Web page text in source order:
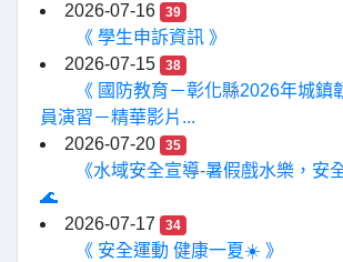
2026-07-16
39
《 學生申訴資訊 》
2026-07-15
38
《 國防教育－彰化縣2026年城鎮
員演習－精華影片...
2026-07-20
35
《水域安全宣導-暑假戲水樂，安
🌊
2026-07-17
34
《 安全運動 健康一夏☀️ 》